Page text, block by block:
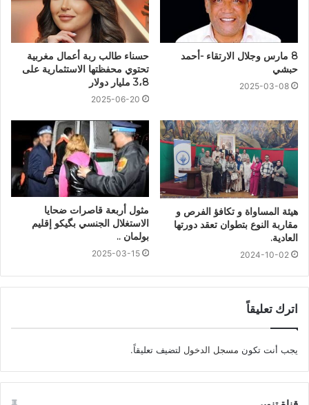
8 مارس وجلال الارتقاء -أحمد
حبشي
2025-03-08
حسناء طالب ربة أعمال مغربية
تحتوي محفظتها الاستثمارية على
3،8 مليار دولار
2025-06-20
هيئة المساواة و تكافؤ الفرص و
مقاربة النوع بتطوان تعقد دورتها
العادية.
2024-10-02
مثول أربعة قاصرات ضحايا
الاستغلال الجنسي بگيكو إقليم
بولمان ..
2025-03-15
اترك تعليقاً
يجب أنت تكون مسجل الدخول لتضيف تعليقاً.